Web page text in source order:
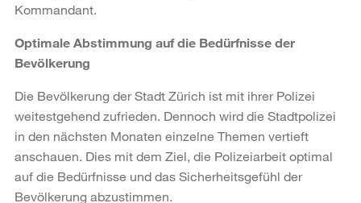
Kommandant.
Optimale Abstimmung auf die Bedürfnisse der
Bevölkerung
Die Bevölkerung der Stadt Zürich ist mit ihrer Polizei
weitestgehend zufrieden. Dennoch wird die Stadtpolizei
in den nächsten Monaten einzelne Themen vertieft
anschauen. Dies mit dem Ziel, die Polizeiarbeit optimal
auf die Bedürfnisse und das Sicherheitsgefühl der
Bevölkerung abzustimmen.